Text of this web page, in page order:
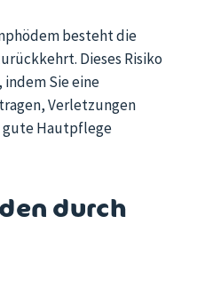
besteht die
Dieses Risiko
Sie eine
Verletzungen
gute Hautpflege
durch